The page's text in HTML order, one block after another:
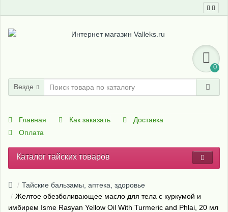
0
Везде
Главная Как заказать
Доставка
Оплата
Каталог тайских товаров
Тайские бальзамы, аптека, здоровье
Желтое обезболивающее масло для тела с куркумой и
имбирем Isme Rasyan Yellow Oil With Turmeric and Phlai, 20 мл